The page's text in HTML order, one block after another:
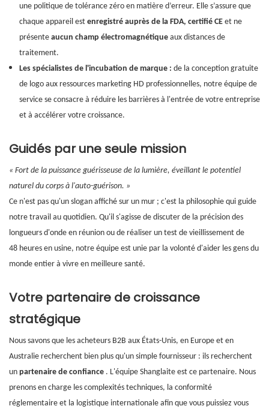
une politique de tolérance zéro en matière d’erreur. Elle s’assure que
chaque appareil est enregistré auprès de la FDA, certifié CEet ne
présente aucun champ électromagnétiqueaux distances de
traitement.
Les spécialistes de l'incubation de marque : de la conception gratuite
de logo aux ressources marketing HD professionnelles, notre équipe de
service se consacre à réduire les barrières à l'entrée de votre entreprise
et à accélérer votre croissance.
Guidés par une seule mission
« Fort de la puissance guérisseuse de la lumière, éveillant le potentiel
naturel du corps à l'auto-guérison. »
Ce n'est pas qu'un slogan affiché sur un mur ; c'est la philosophie qui guide
notre travail au quotidien. Qu'il s'agisse de discuter de la précision des
longueurs d'onde en réunion ou de réaliser un test de vieillissement de
48 heures en usine, notre équipe est unie par la volonté d'aider les gens du
monde entier à vivre en meilleure santé.
Votre partenaire de croissance
stratégique
Nous savons que les acheteurs B2B aux États-Unis, en Europe et en
Australie recherchent bien plus qu'un simple fournisseur : ils recherchent
un partenaire de confiance . L'équipe Shanglaite est ce partenaire. Nous
prenons en charge les complexités techniques, la conformité
réglementaire et la logistique internationale afin que vous puissiez vous